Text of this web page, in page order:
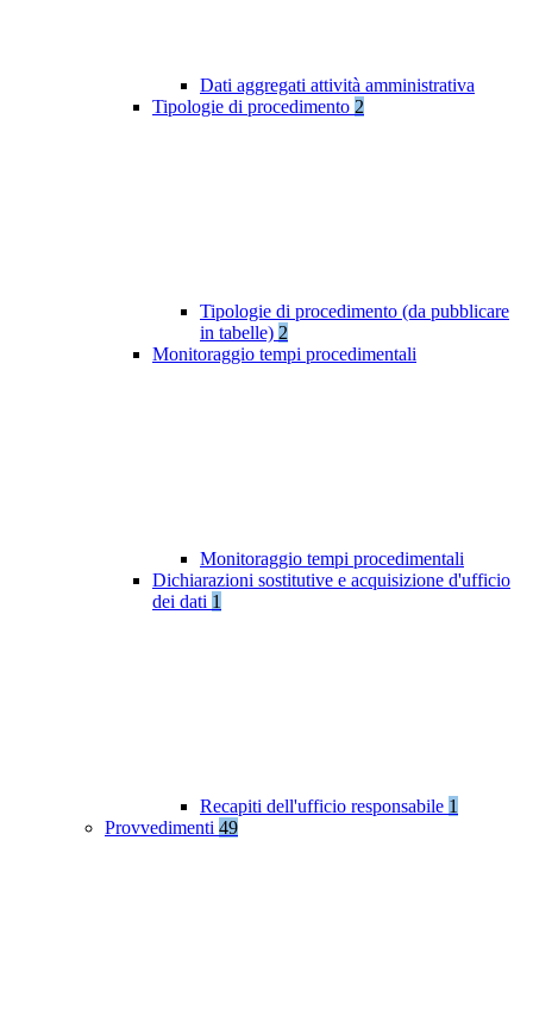
Dati aggregati attività amministrativa
Tipologie di procedimento 2
Tipologie di procedimento (da pubblicare
in tabelle) 2
Monitoraggio tempi procedimentali
Monitoraggio tempi procedimentali
Dichiarazioni sostitutive e acquisizione d'ufficio
dei dati 1
Recapiti dell'ufficio responsabile 1
Provvedimenti 49